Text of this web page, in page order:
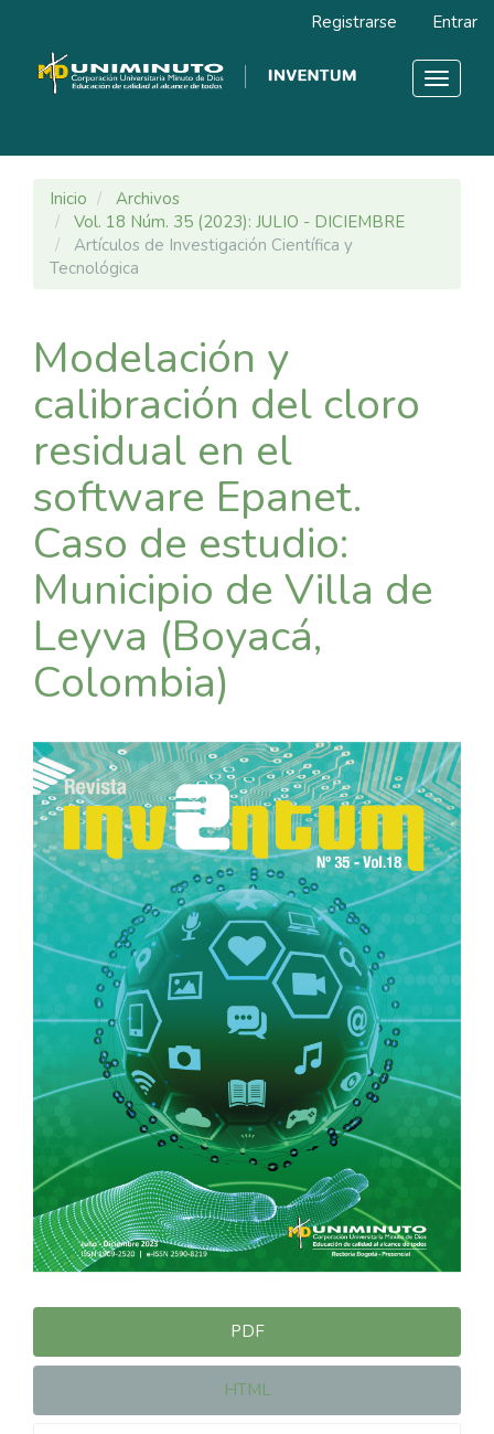
Contenido
principal
Registrarse Entrar
Toggle
Inicio
Archivos
Vol. 18 Núm. 35 (2023): JULIO - DICIEMBRE
Artículos de Investigación Científica y
Tecnológica
Modelación y
calibración del cloro
residual en el
software Epanet.
Caso de estudio:
Municipio de Villa de
Leyva (Boyacá,
Colombia)
Barra
lateral
del
artículo
PDF
HTML